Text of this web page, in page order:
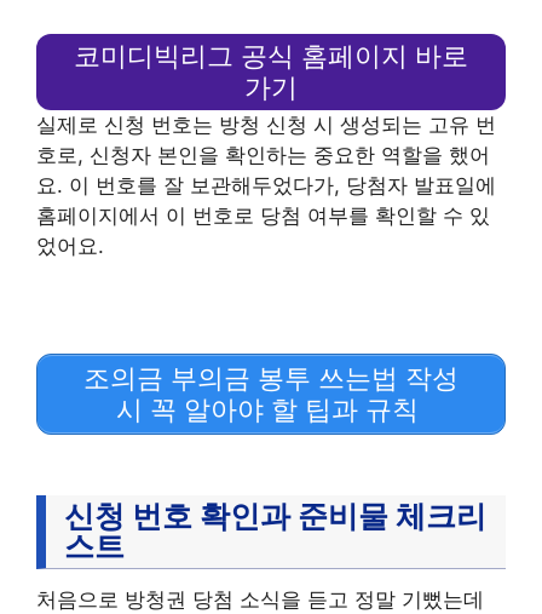
코미디빅리그 공식 홈페이지 바로
가기
실제로 신청 번호는 방청 신청 시 생성되는 고유 번
호로, 신청자 본인을 확인하는 중요한 역할을 했어
요. 이 번호를 잘 보관해두었다가, 당첨자 발표일에
홈페이지에서 이 번호로 당첨 여부를 확인할 수 있
었어요.
조의금 부의금 봉투 쓰는법 작성
시 꼭 알아야 할 팁과 규칙
신청 번호 확인과 준비물 체크리
스트
처음으로 방청권 당첨 소식을 듣고 정말 기뻤는데